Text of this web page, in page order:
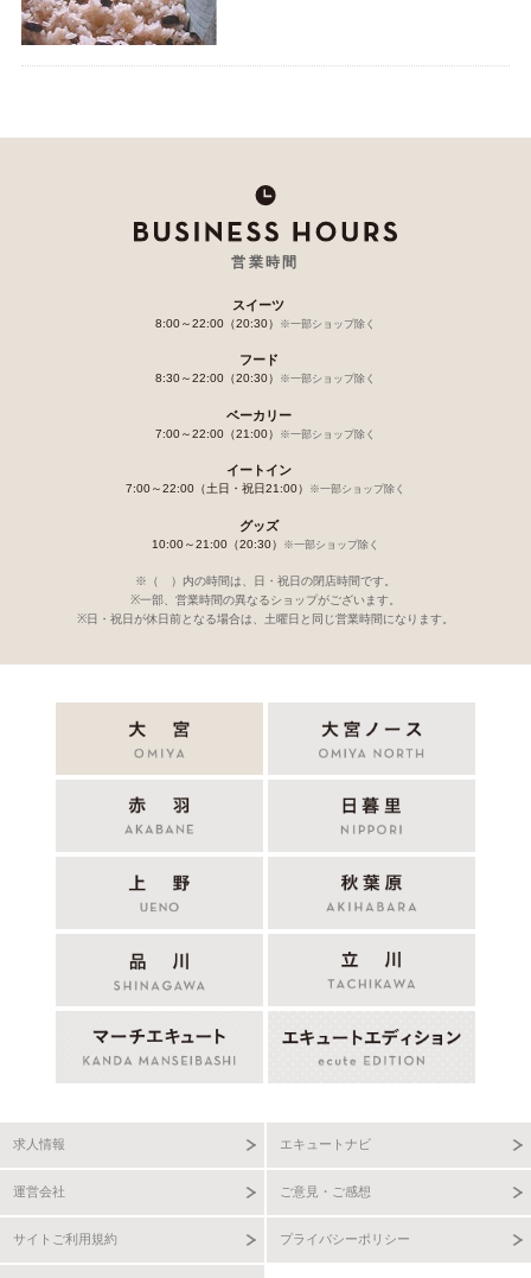
営業時間
スイーツ
8:00～22:00（20:30） ※一部ショップ除く
フード
8:30～22:00（20:30） ※一部ショップ除く
ベーカリー
7:00～22:00（21:00） ※一部ショップ除く
イートイン
7:00～22:00（土日・祝日21:00） ※一部ショップ除く
グッズ
10:00～21:00（20:30） ※一部ショップ除く
※（ ）内の時間は、日・祝日の閉店時間です。
※一部、営業時間の異なるショップがございます。
※日・祝日が休日前となる場合は、土曜日と同じ営業時間になります。
求人情報 エキュートナビ
運営会社 ご意見・ご感想
サイトご利用規約 プライバシーポリシー